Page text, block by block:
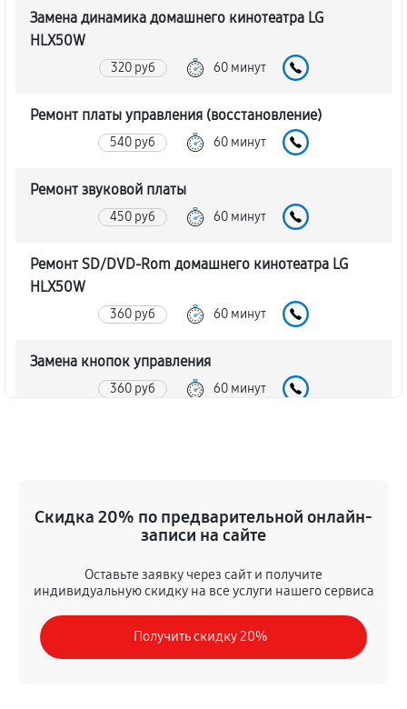
Замена динамика домашнего кинотеатра LG
HLX50W
320 руб 60 минут
Ремонт платы управления (восстановление)
540 руб 60 минут
Ремонт звуковой платы
450 руб 60 минут
Ремонт SD/DVD-Rom домашнего кинотеатра LG
HLX50W
360 руб 60 минут
Замена кнопок управления
360 руб 60 минут
Замена регуляторов домашнего кинотеатра LG
630 руб 60 минут
Скидка 20% по предварительной онлайн-
записи на сайте
Оставьте заявку через сайт и получите
индивидуальную скидку на все услуги нашего сервиса
Получить скидку 20%